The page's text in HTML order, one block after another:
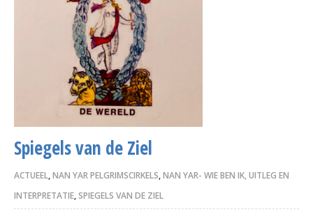
Spiegels van de Ziel
ACTUEEL,NAN YAR PELGRIMSCIRKELS,NAN YAR- WIE BEN IK, UITLEG EN
INTERPRETATIE,SPIEGELS VAN DE ZIEL